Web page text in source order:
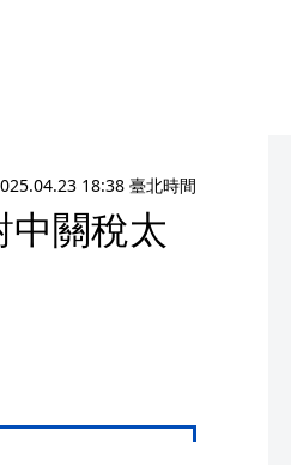
18:38 臺北時間
關稅太